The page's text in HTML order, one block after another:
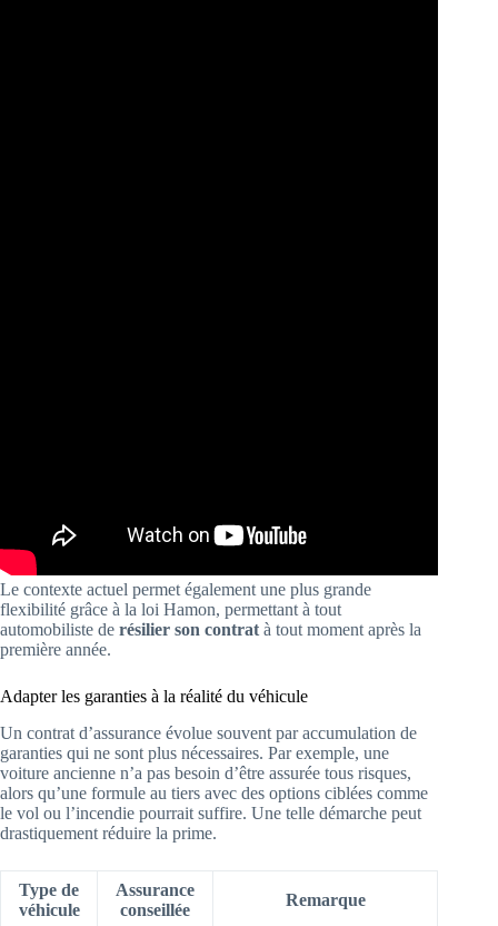
Le contexte actuel permet également une plus grande
flexibilité grâce à la loi Hamon, permettant à tout
automobiliste de résilier son contrat à tout moment après la
première année.
Adapter les garanties à la réalité du véhicule
Un contrat d’assurance évolue souvent par accumulation de
garanties qui ne sont plus nécessaires. Par exemple, une
voiture ancienne n’a pas besoin d’être assurée tous risques,
alors qu’une formule au tiers avec des options ciblées comme
le vol ou l’incendie pourrait suffire. Une telle démarche peut
drastiquement réduire la prime.
Type de
véhicule
Assurance
conseillée
Remarque